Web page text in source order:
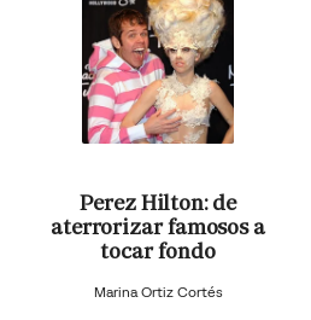
Perez Hilton: de
aterrorizar famosos a
tocar fondo
Marina Ortiz Cortés